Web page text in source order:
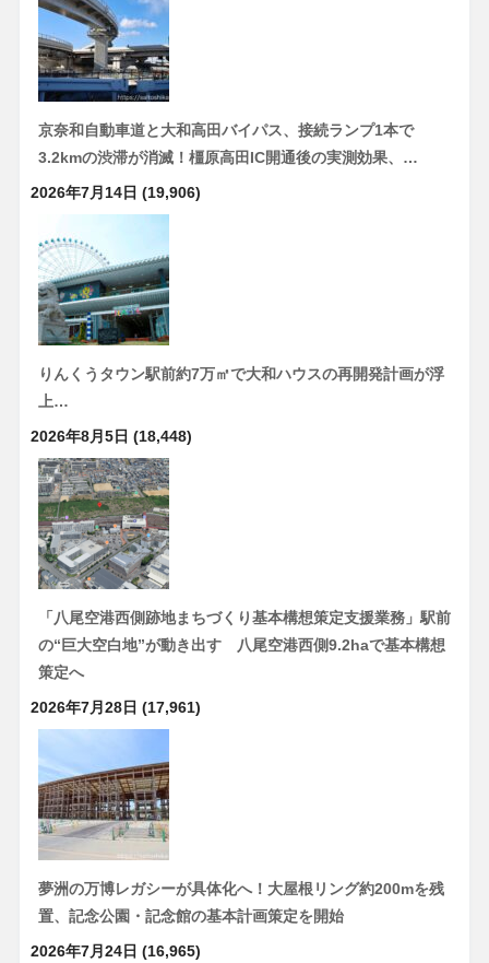
京奈和自動車道と大和高田バイパス、接続ランプ1本で
3.2kmの渋滞が消滅！橿原高田IC開通後の実測効果、…
2026年7月14日 (19,906)
りんくうタウン駅前約7万㎡で大和ハウスの再開発計画が浮
上…
2026年8月5日 (18,448)
「八尾空港西側跡地まちづくり基本構想策定支援業務」駅前
の“巨大空白地”が動き出す 八尾空港西側9.2haで基本構想
策定へ
2026年7月28日 (17,961)
夢洲の万博レガシーが具体化へ！大屋根リング約200mを残
置、記念公園・記念館の基本計画策定を開始
2026年7月24日 (16,965)